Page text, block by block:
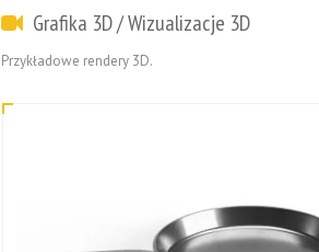
Grafika 3D / Wizualizacje 3D
Przykładowe rendery 3D.